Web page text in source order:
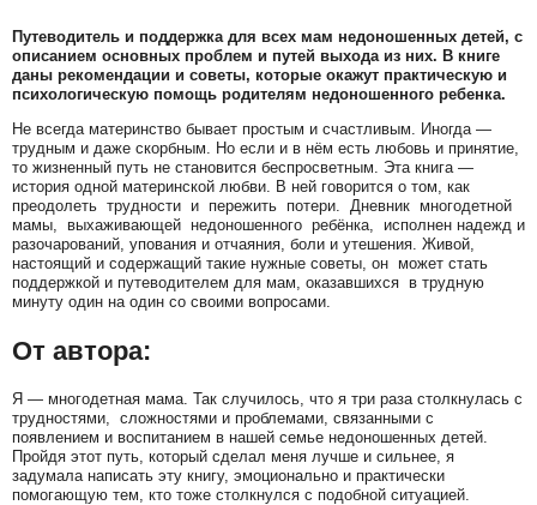
Путеводитель и поддержка для всех мам недоношенных детей, с
описанием основных проблем и путей выхода из них. В книге
даны рекомендации и советы, которые окажут практическую и
психологическую помощь родителям недоношенного ребенка.
Не всегда материнство бывает простым и счастливым. Иногда —
трудным и даже скорбным. Но если и в нём есть любовь и принятие,
то жизненный путь не становится беспросветным. Эта книга —
история одной материнской любви. В ней говорится о том, как
преодолеть трудности и пережить потери. Дневник многодетной
мамы, выхаживающей недоношенного ребёнка, исполнен надежд и
разочарований, упования и отчаяния, боли и утешения. Живой,
настоящий и содержащий такие нужные советы, он может стать
поддержкой и путеводителем для мам, оказавшихся в трудную
минуту один на один со своими вопросами.
От автора:
Я — многодетная мама. Так случилось, что я три раза столкнулась с
трудностями, сложностями и проблемами, связанными с
появлением и воспитанием в нашей семье недоношенных детей.
Пройдя этот путь, который сделал меня лучше и сильнее, я
задумала написать эту книгу, эмоционально и практически
помогающую тем, кто тоже столкнулся с подобной ситуацией.